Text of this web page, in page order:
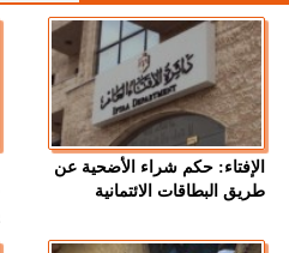
الإفتاء: حكم شراء الأضحية عن
طريق البطاقات الائتمانية